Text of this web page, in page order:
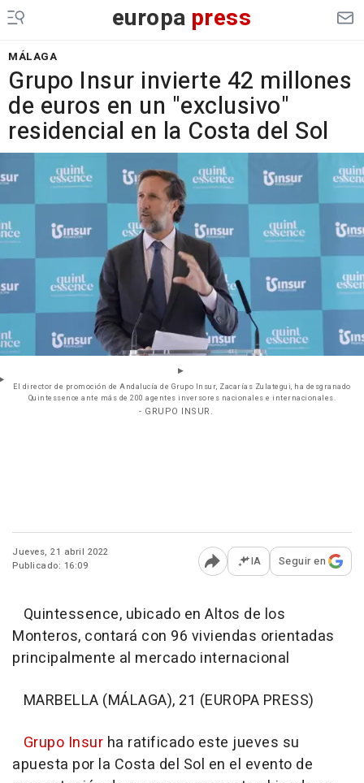
europa press
MÁLAGA
Grupo Insur invierte 42 millones
de euros en un "exclusivo"
residencial en la Costa del Sol
El director de promoción de Andalucía de Grupo Insur, Zacarías Zulategui, ha desgranado
Quintessence ante más de 200 agentes inversores nacionales e internacionales.
- GRUPO INSUR.
Jueves, 21 abril 2022
Publicado: 16:09
Abrir opciones para
IA Seguir en
Quintessence, ubicado en Altos de los
Monteros, contará con 96 viviendas orientadas
principalmente al mercado internacional
MARBELLA (MÁLAGA), 21 (EUROPA PRESS)
Grupo Insur ha ratificado este jueves su
apuesta por la Costa del Sol en el evento de